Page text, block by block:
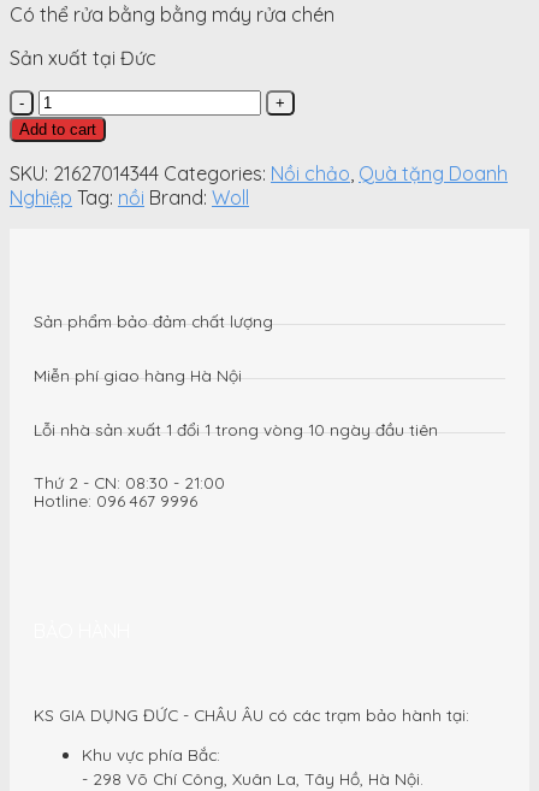
Có thể rửa bằng bằng máy rửa chén
Sản xuất tại Đức
Nồi
Tròn
Woll
Iron
Casserole
màu
quantity
Add to cart
SKU: 21627014344 Categories: Nồi chảo Quà tặng Doanh
Nghiệp Tag: nồi Brand: Woll
Sản phẩm bảo đảm chất lượng
Miễn phí giao hàng Hà Nội
Lỗi nhà sản xuất 1 đổi 1 trong vòng 10 ngày đầu tiên
Thứ 2 - CN: 08:30 - 21:00
Hotline: 096 467 9996
KS GIA DỤNG ĐỨC - CHÂU ÂU có các trạm bảo hành tại:
Khu vực phía Bắc:
- 298 Võ Chí Công, Xuân La, Tây Hồ, Hà Nội.